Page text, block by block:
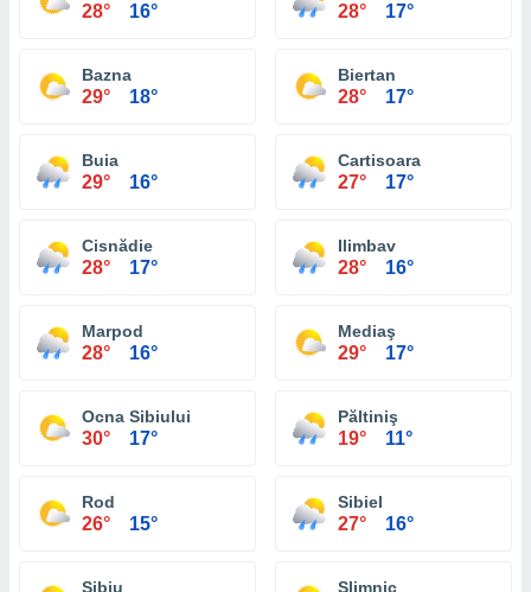
28° 16° 28° 17°
Bazna
29° 18°
Biertan
28° 17°
Buia
29° 16°
Cartisoara
27° 17°
Cisnădie
28° 17°
Ilimbav
28° 16°
Marpod
28° 16°
Mediaş
29° 17°
Ocna Sibiului
30° 17°
Păltiniş
19° 11°
Rod
26° 15°
Sibiel
27° 16°
Sibiu Slimnic